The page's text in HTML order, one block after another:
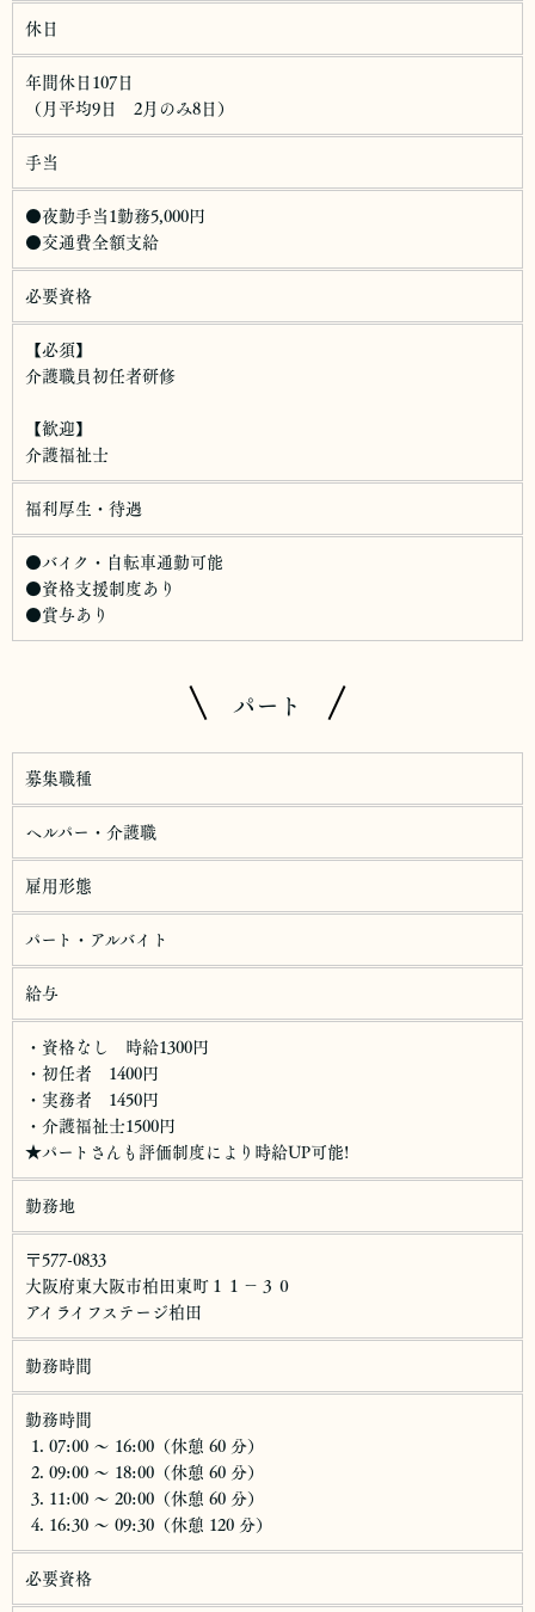
休日
年間休日107日
（月平均9日 2月のみ8日）
手当
●夜勤手当1勤務5,000円
●交通費全額支給
必要資格
【必須】
介護職員初任者研修
【歓迎】
介護福祉士
福利厚生・待遇
●バイク・自転車通勤可能
●資格支援制度あり
●賞与あり
パート
募集職種
ヘルパー・介護職
雇用形態
パート・アルバイト
給与
・資格なし 時給1300円
・初任者 1400円
・実務者 1450円
・介護福祉士1500円
★パートさんも評価制度により時給UP可能!
勤務地
〒577-0833
大阪府東大阪市柏田東町１１−３０
アイライフステージ柏田
勤務時間
勤務時間
07:00 〜 16:00（休憩 60 分）
09:00 〜 18:00（休憩 60 分）
11:00 〜 20:00（休憩 60 分）
16:30 〜 09:30（休憩 120 分）
必要資格